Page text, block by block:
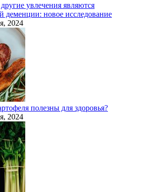
увлечения являются
деменции: новое исследование
2024
полезны для здоровья?
2024